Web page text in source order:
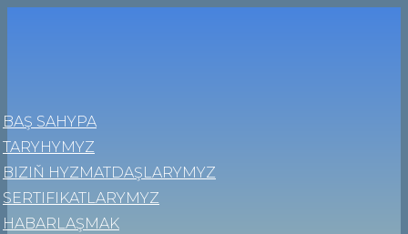
BAŞ SAHYPA
TARYHYMYZ
BIZIŇ HYZMATDAŞLARYMYZ
SERTIFIKATLARYMYZ
HABARLAŞMAK